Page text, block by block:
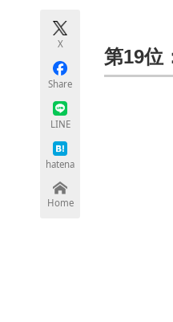
ちょっと
X
Share
LINE
hatena
Home
第19位